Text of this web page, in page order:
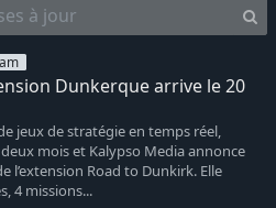
Dunkerque arrive le 20
jeux de stratégie en temps réel,
mois et Kalypso Media annonce
l’extension Road to Dunkirk. Elle
4 missions...